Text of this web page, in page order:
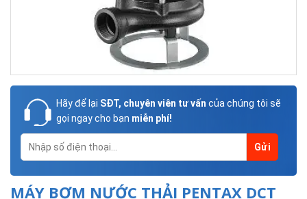
Hãy để lại SĐT, chuyên viên tư vấn của chúng tôi sẽ
gọi ngay cho bạn miễn phí!
MÁY BƠM NƯỚC THẢI PENTAX DCT